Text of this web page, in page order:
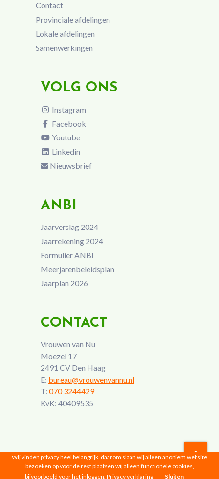
Contact
Provinciale afdelingen
Lokale afdelingen
Samenwerkingen
VOLG ONS
Instagram
Facebook
Youtube
Linkedin
Nieuwsbrief
ANBI
Jaarverslag 2024
Jaarrekening 2024
Formulier ANBI
Meerjarenbeleidsplan
Jaarplan 2026
CONTACT
Vrouwen van Nu
Moezel 17
2491 CV Den Haag
E: bureau@vrouwenvannu.nl
T: 070 3244429
KvK: 40409535
Vrouwen van Nu © 2026 |Privacyverklaring
Wij vinden privacy heel belangrijk, daarom slaan wij alleen anoniem website
bezoeken op voor de rest plaatsen wij alleen functionele cookies,
bijvoorbeeld voor het inloggen. Privacy verklaring Sluiten